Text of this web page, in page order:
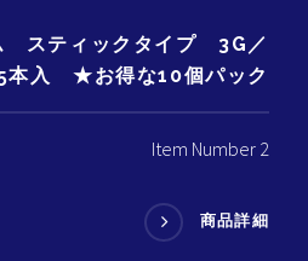
スティックタイプ 3G／
本入 ★お得な10個パック
Item Number 2
商品詳細